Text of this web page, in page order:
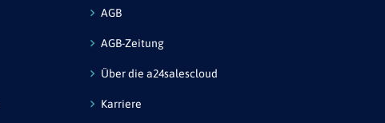
AGB
AGB-Zeitung
Über die a24salescloud
Karriere